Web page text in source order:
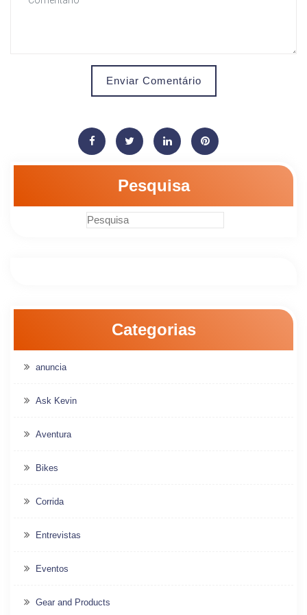
Enviar Comentário
Pesquisa
Categorias
anuncia
Ask Kevin
Aventura
Bikes
Corrida
Entrevistas
Eventos
Gear and Products